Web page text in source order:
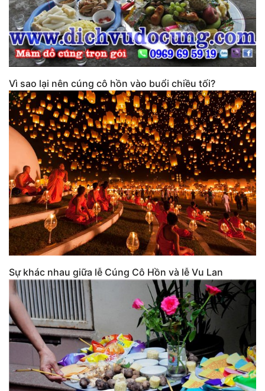
Vì sao lại nên cúng cô hồn vào buổi chiều tối?
Sự khác nhau giữa lễ Cúng Cô Hồn và lễ Vu Lan